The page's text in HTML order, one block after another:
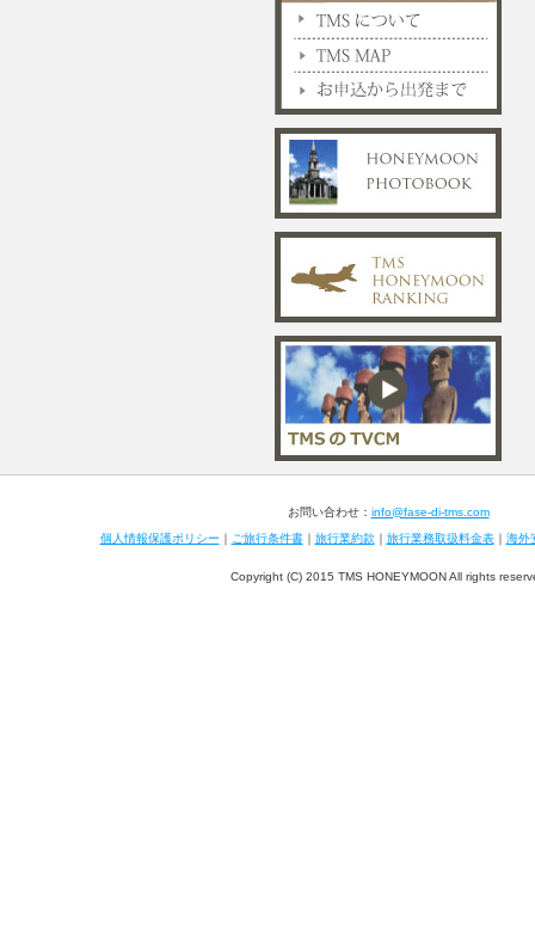
お問い合わせ： info@fase-di-tms.com
個人情報保護ポリシー ｜ ご旅行条件書｜ 旅行業約款｜ 旅行業務取扱料金表｜ 海外
Copyright (C) 2015 TMS HONEYMOON All rights